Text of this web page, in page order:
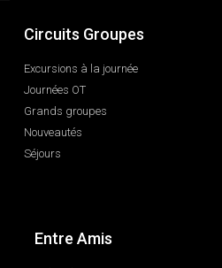
Circuits Groupes
Excursions à la journée
Journées OT
Grands groupes
Nouveautés
Séjours
Entre Amis